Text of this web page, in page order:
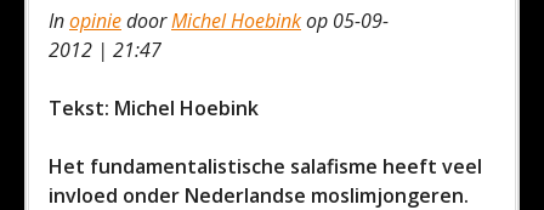
InopiniedoorMichel Hoebinkop 05-09-
2012 | 21:47
Tekst: Michel Hoebink
Het fundamentalistische salafisme heeft veel
invloed onder Nederlandse moslimjongeren.